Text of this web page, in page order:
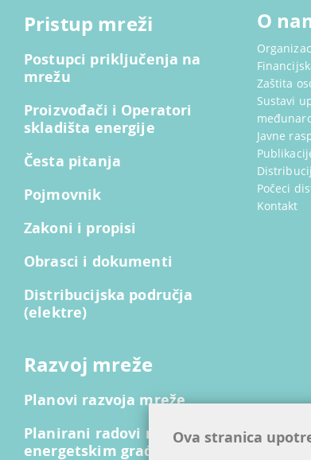
Pristup mreži
Postupci priključenja na
mrežu
Proizvođači i Operatori
skladišta energije
Česta pitanja
Pojmovnik
Zakoni i propisi
Obrasci i dokumenti
Distribucijska područja
(elektre)
Razvoj mreže
Planovi razvoja mreže
Planirani radovi na linijskim
energetskim građevinama
O
Zaštita
Sustavi
Javne
Počeci
Kontakt
Ova stranica